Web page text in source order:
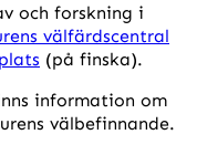
och forskning i
välfärdscentral
(på finska).
information om
välbefinnande.